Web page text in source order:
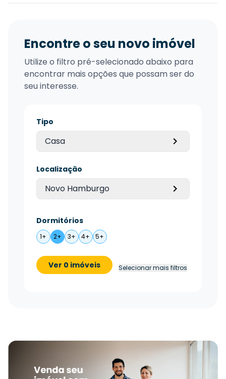
Encontre o seu novo imóvel
Utilize o filtro pré-selecionado abaixo para
encontrar mais opções que possam ser do
seu interesse.
Tipo
Casa
Localização
Novo Hamburgo
Dormitórios
1+ 2+ 3+ 4+ 5+
Ver 0 imóveis Selecionar mais filtros